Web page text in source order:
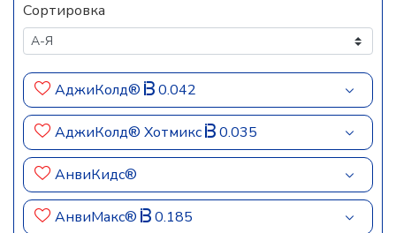
Сортировка
АджиКолд® 0.042
АджиКолд® Хотмикс 0.035
АнвиКидс®
АнвиМакс® 0.185